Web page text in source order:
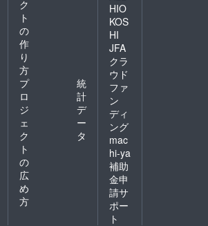
ク
ト
の
作
り
方
プ
ロ
ジ
ェ
ク
ト
の
広
め
方
統
計
デ
ー
タ
HIO
KOS
HI
JFA
クラ
ウド
ファ
ン
ディ
ング
mac
hi-ya
補助
金申
請サ
ポー
ト